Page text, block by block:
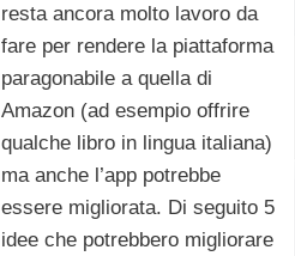
resta ancora molto lavoro da
fare per rendere la piattaforma
paragonabile a quella di
Amazon (ad esempio offrire
qualche libro in lingua italiana)
ma anche l’app potrebbe
essere migliorata. Di seguito 5
idee che potrebbero migliorare